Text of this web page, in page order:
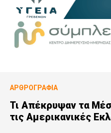
ΑΡΘΡΟΓΡΑΦΊΑ
Τι Απέκρυψαν τα
τις Αμερικανικές